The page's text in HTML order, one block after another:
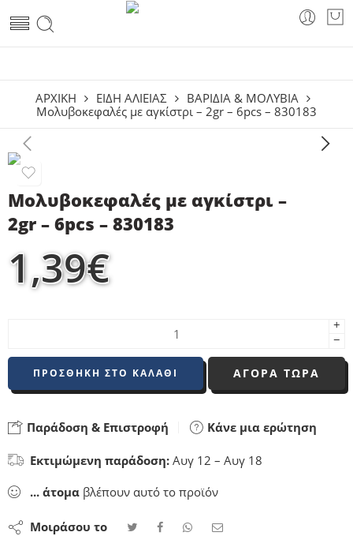
ΑΡΧΙΚΗ ΕΙΔΗ ΑΛΙΕΙΑΣ
ΒΑΡΊΔΙΑ & ΜΟΛΎΒΙΑ
Μολυβοκεφαλές με αγκίστρι – 2gr – 6pcs – 830183
Μολυβοκεφαλές με αγκίστρι –
2gr – 6pcs – 830183
1,39€
+
−
ΠΡΟΣΘΉΚΗ ΣΤΟ ΚΑΛΆΘΙ ΑΓΟΡΑ ΤΩΡΑ
Παράδοση & Επιστροφή Κάνε μια ερώτηση
Εκτιμώμενη παράδοση: Αυγ 12 – Αυγ 18
... άτομα βλέπουν αυτό το προϊόν
Μοιράσου το